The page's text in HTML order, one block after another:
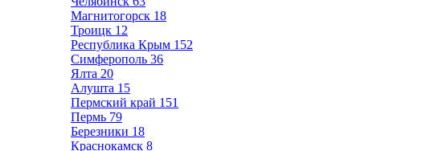
Магнитогорск 18
Троицк 12
Республика Крым 152
Симферополь 36
Ялта 20
Алушта 15
Пермский край 151
Пермь 79
Березники 18
Краснокамск 8